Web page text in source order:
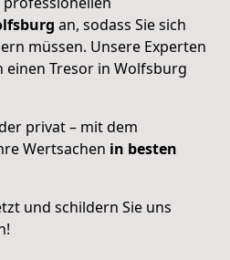
an, sodass Sie sich
müssen. Unsere Experten
einen Tresor in Wolfsburg
privat – mit dem
Wertsachen in besten
und schildern Sie uns